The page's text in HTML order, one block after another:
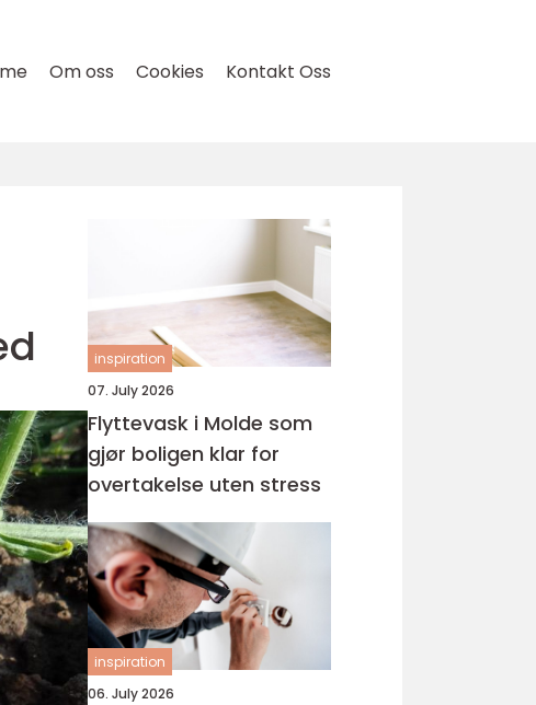
Om oss Cookies Kontakt Oss
inspiration
07. July 2026
Flyttevask i Molde som
gjør boligen klar for
overtakelse uten stress
inspiration
06. July 2026